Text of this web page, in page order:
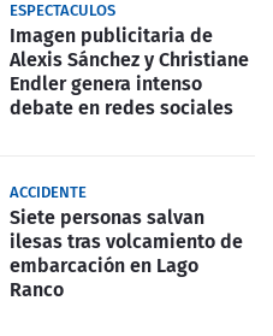
ESPECTACULOS
Imagen publicitaria de
Alexis Sánchez y Christiane
Endler genera intenso
debate en redes sociales
ACCIDENTE
Siete personas salvan
ilesas tras volcamiento de
embarcación en Lago
Ranco